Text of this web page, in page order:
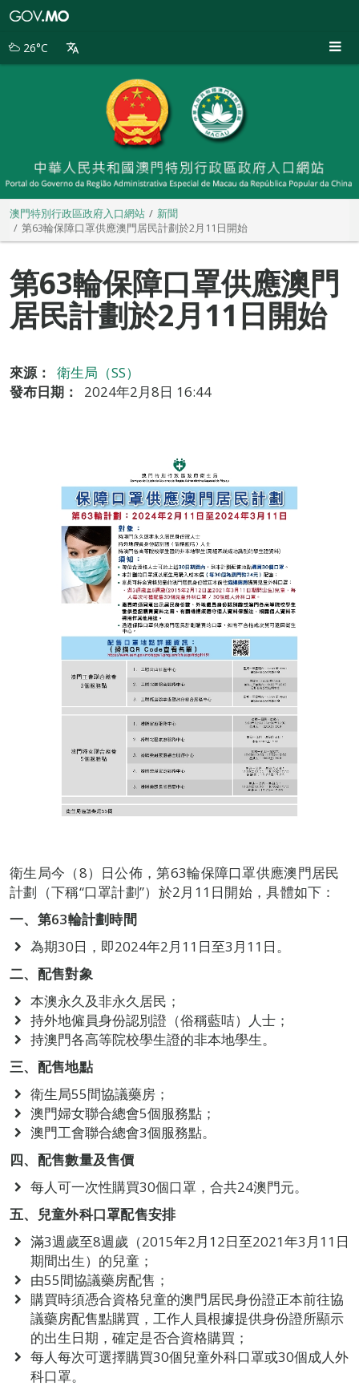
別
26°C
澳門特別行政區政府入口網站
新聞
第63輪保障口罩供應澳門居民計劃於2月11日開始
第63輪保障口罩供應澳門
居民計劃於2月11日開始
來源：
衛生局（SS）
發布日期：
2024年2月8日 16:44
衛生局今（8）日公佈，第63輪保障口罩供應澳門居民
計劃（下稱“口罩計劃”）於2月11日開始，具體如下：
一、第63輪計劃時間
為期30日，即2024年2月11日至3月11日。
二、配售對象
本澳永久及非永久居民；
持外地僱員身份認別證（俗稱藍咭）人士；
持澳門各高等院校學生證的非本地學生。
三、配售地點
衛生局55間協議藥房；
澳門婦女聯合總會5個服務點；
澳門工會聯合總會3個服務點。
四、配售數量及售價
每人可一次性購買30個口罩，合共24澳門元。
五、兒童外科口罩配售安排
滿3週歲至8週歲（2015年2月12日至2021年3月11日
期間出生）的兒童；
由55間協議藥房配售；
購買時須憑合資格兒童的澳門居民身份證正本前往協
議藥房配售點購買，工作人員根據提供身份證所顯示
的出生日期，確定是否合資格購買；
每人每次可選擇購買30個兒童外科口罩或30個成人外
科口罩。